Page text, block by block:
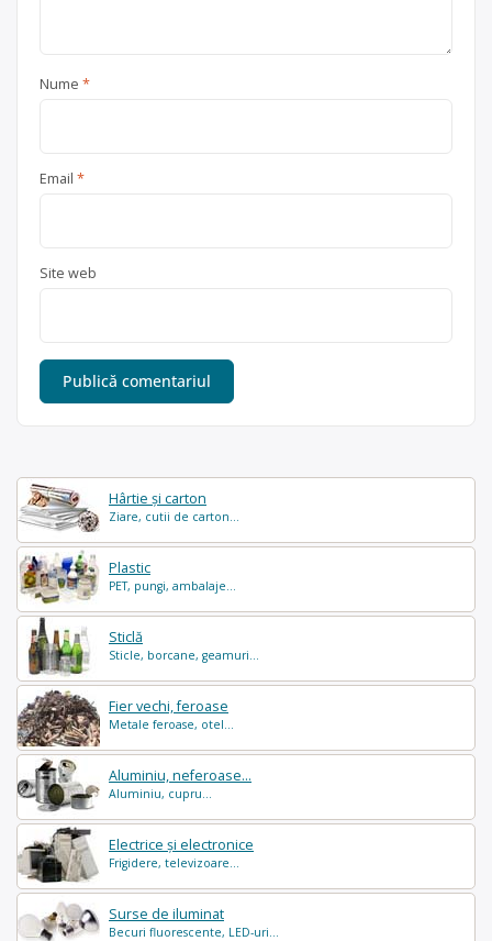
Hârtie și carton
Ziare, cutii de carton...
Plastic
PET, pungi, ambalaje...
Sticlă
Sticle, borcane, geamuri...
Fier vechi, feroase
Metale feroase, otel...
Aluminiu, neferoase...
Aluminiu, cupru...
Electrice și electronice
Frigidere, televizoare...
Surse de iluminat
Becuri fluorescente, LED-uri...
Nume *
Email *
Site web